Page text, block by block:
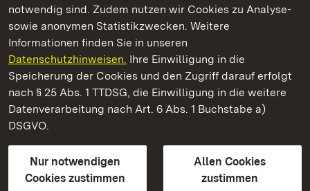
notwendig sind. Zudem nutzen wir Cookies zu Analyse-
sowie anonymen Statistikzwecken. Weitere
Informationen finden Sie in unseren
Datenschutzhinweisen. Ihre Einwilligung in die
Speicherung der Cookies und den Zugriff darauf erfolgt
nach § 25 Abs. 1 TTDSG, die Einwilligung in die weitere
Datenverarbeitung nach Art. 6 Abs. 1 Buchstabe a)
DSGVO.
Nur notwendigen
Cookies zustimmen
Allen Cookies
zustimmen
Staatliche Schlösser und Gärten Baden‑Württemberg
Staatliche Schlösser und Gärten Baden-Württemberg
Kontakt
GebärdenspracheLeichte Sprache
Erklärung zur Barrierefreiheit
BITV-konform (geprüfte Seiten)